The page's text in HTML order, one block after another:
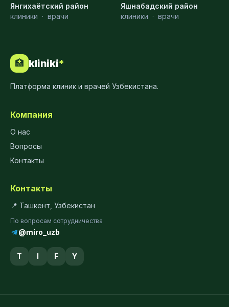
Янгихаётский район
клиники · врачи
Яшнабадский район
клиники · врачи
🏥 kliniki*
Платформа клиник и врачей Узбекистана.
Компания
О нас
Вопросы
Контакты
Контакты
📍 Ташкент, Узбекистан
По вопросам сотрудничества
@miro_uzb
T I F Y